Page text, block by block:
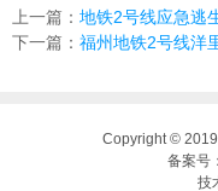
上一篇： 地铁2号线应急逃
下一篇： 福州地铁2号线洋
Copyright © 2019
备案号：
技